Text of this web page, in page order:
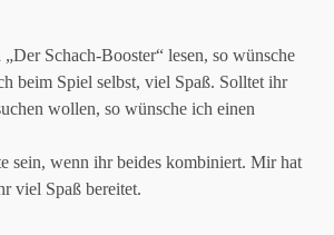
Schach-Booster“ lesen, so wünsche
beim Spiel selbst, viel Spaß. Solltet ihr
wollen, so wünsche ich einen
sein, wenn ihr beides kombiniert. Mir hat
viel Spaß bereitet.